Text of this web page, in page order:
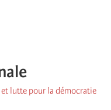
lutte pour la démocratie